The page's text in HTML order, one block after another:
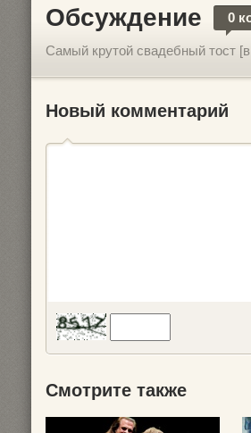
Обсуждение 0
Самый крутой свадебный тост
Новый комментарий
Смотрите также